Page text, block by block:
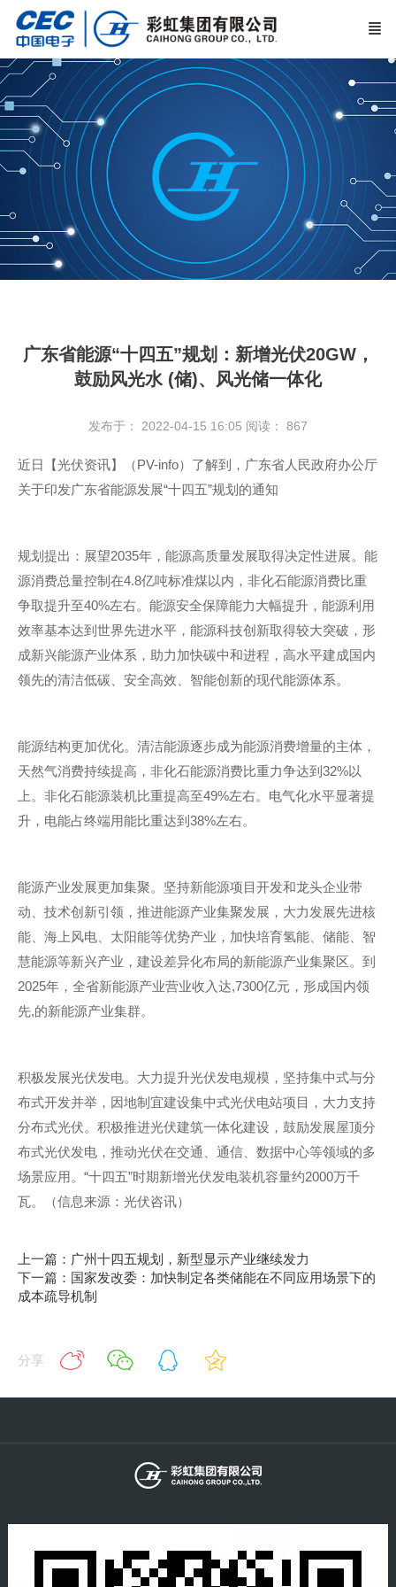
广东省能源“十四五”规划：新增光伏20GW，
鼓励风光水 (储)、风光储一体化
发布于： 2022-04-15 16:05 阅读： 867
近日【光伏资讯】（PV-info）了解到，广东省人民政府办公厅
关于印发广东省能源发展“十四五”规划的通知
规划提出：展望2035年，能源高质量发展取得决定性进展。能
源消费总量控制在4.8亿吨标准煤以内，非化石能源消费比重
争取提升至40%左右。能源安全保障能力大幅提升，能源利用
效率基本达到世界先进水平，能源科技创新取得较大突破，形
成新兴能源产业体系，助力加快碳中和进程，高水平建成国内
领先的清洁低碳、安全高效、智能创新的现代能源体系。
能源结构更加优化。清洁能源逐步成为能源消费增量的主体，
天然气消费持续提高，非化石能源消费比重力争达到32%以
上。非化石能源装机比重提高至49%左右。电气化水平显著提
升，电能占终端用能比重达到38%左右。
能源产业发展更加集聚。坚持新能源项目开发和龙头企业带
动、技术创新引领，推进能源产业集聚发展，大力发展先进核
能、海上风电、太阳能等优势产业，加快培育氢能、储能、智
慧能源等新兴产业，建设差异化布局的新能源产业集聚区。到
2025年，全省新能源产业营业收入达,7300亿元，形成国内领
先,的新能源产业集群。
积极发展光伏发电。大力提升光伏发电规模，坚持集中式与分
布式开发并举，因地制宜建设集中式光伏电站项目，大力支持
分布式光伏。积极推进光伏建筑一体化建设，鼓励发展屋顶分
布式光伏发电，推动光伏在交通、通信、数据中心等领域的多
场景应用。“十四五”时期新增光伏发电装机容量约2000万千
瓦。（信息来源：光伏咨讯）
上一篇：广州十四五规划，新型显示产业继续发力
下一篇：国家发改委：加快制定各类储能在不同应用场景下的
成本疏导机制
分享